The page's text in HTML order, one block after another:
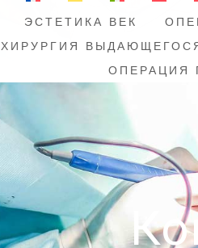
ЭСТЕТИКА ВЕК
ХИРУРГИЯ
ОПЕРАЦИЯ